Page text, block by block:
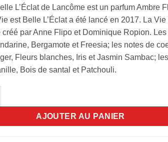
L’Éclat de Lancôme est un parfum Ambre
est Belle L’Éclat a été lancé en 2017. La
créé par Anne Flipo et Dominique Ropion.
Bergamote et Freesia; les notes de
Fleurs blanches, Iris et Jasmin Sambac;
Bois de santal et Patchouli.
Vie est Belle L'Éclat 75ml edp
AJOUTER AU PANIER